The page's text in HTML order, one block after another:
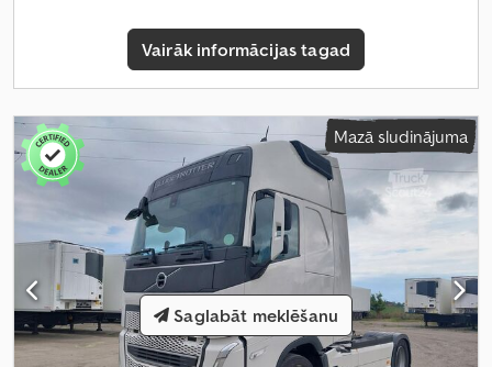
Vairāk informācijas tagad
Mazā sludinājuma
Saglabāt meklēšanu